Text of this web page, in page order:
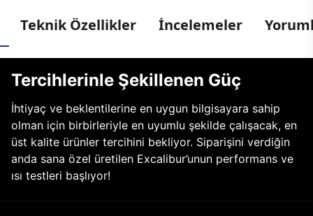
Teknik Özellikler İncelemeler
Tercihlerinle Şekillenen Güç
İhtiyaç ve beklentilerine en uygun bilgisayara sahip
olman için birbirleriyle en uyumlu şekilde çalışacak, en
üst kalite ürünler tercihini bekliyor. Siparişini verdiğin
anda sana özel üretilen Excalibur’unun performans ve
ısı testleri başlıyor!